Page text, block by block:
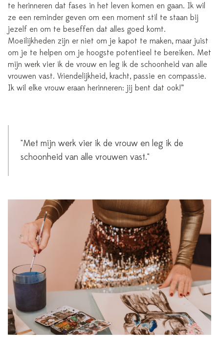
te herinneren dat fases in het leven komen en gaan. Ik wil
ze een reminder geven om een moment stil te staan bij
jezelf en om te beseffen dat alles goed komt.
Moeilijkheden zijn er niet om je kapot te maken, maar juist
om je te helpen om je hoogste potentieel te bereiken. Met
mijn werk vier ik de vrouw en leg ik de schoonheid van alle
vrouwen vast. Vriendelijkheid, kracht, passie en compassie.
Ik wil elke vrouw eraan herinneren: jij bent dat ook!”
"Met mijn werk vier ik de vrouw en leg ik de
schoonheid van alle vrouwen vast."